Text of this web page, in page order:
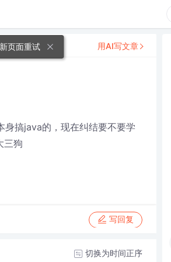
搞java的，现在纠结要不要学
三狗
写回复
用AI写文章
切换为时间正序
页面重试